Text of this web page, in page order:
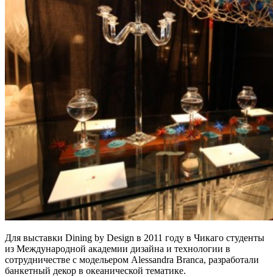
Для выставки Dining by Design в 2011 году в Чикаго студенты
из Международной академии дизайна и технологии в
сотрудничестве с модельером Alessandra Branca, разработали
банкетный декор в океанической тематике.